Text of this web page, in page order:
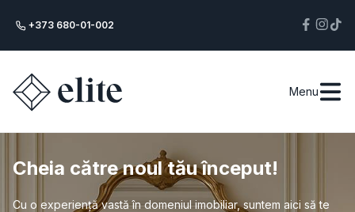
+373 680-01-002
Menu
Cheia către noul tău început!
Cu o experiență vastă în domeniul imobiliar, suntem aici să te